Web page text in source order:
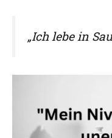
„Ich lebe in